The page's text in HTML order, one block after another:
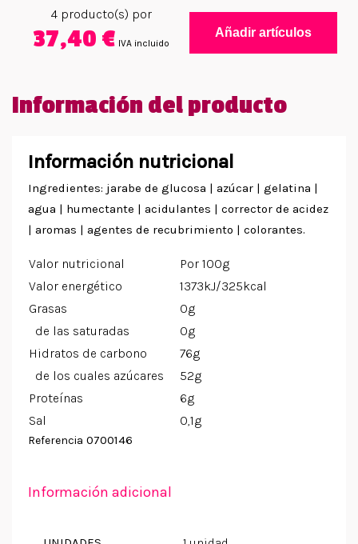
4producto(s) por
37,40 € IVA incluido
Añadir artículos
Información del producto
Información nutricional
Ingredientes: jarabe de glucosa | azúcar | gelatina |
agua | humectante | acidulantes | corrector de acidez
| aromas | agentes de recubrimiento | colorantes.
Valor nutricional
Por 100g
Valor energético
1373kJ/325kcal
Grasas
0g
de las saturadas
0g
Hidratos de carbono
76g
de los cuales azúcares
52g
Proteínas
6g
Sal
0,1g
Referencia 0700146
Información adicional